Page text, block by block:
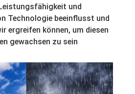
und
Technologie beeinflusst und
ergreifen können, um diesen
gewachsen zu sein